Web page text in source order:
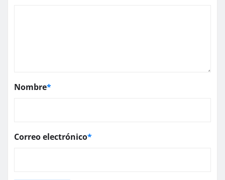
Nombre*
Correo electrónico*